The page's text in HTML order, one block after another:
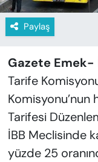
Paylaş
Gazete Emek-
Tarife
Komisyonu’nun
Tarifesi
İBB Meclisinde
yüzde 25
ÖZEL HABER
YAZAR
SİYASET
VAN VE